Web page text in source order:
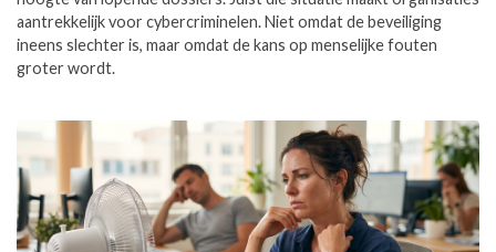
aantrekkelijk voor cybercriminelen. Niet omdat de beveiliging
ineens slechter is, maar omdat de kans op menselijke fouten
groter wordt.